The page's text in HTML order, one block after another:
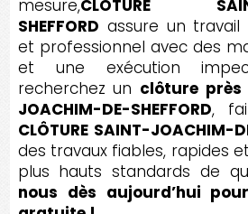
mesure,CLÔTURE
SHEFFORD assure un travail
et professionnel avec des
et une exécution
recherchez un clôture près
JOACHIM-DE-SHEFFORD,
CLÔTURE SAINT-JOACHIM-
des travaux fiables, rapides
plus hauts standards de
nous dès aujourd’hui